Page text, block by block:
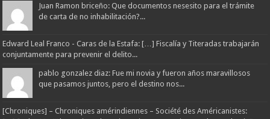
Juan Ramon briceño: Que documentos nesesito para el trámite
de carta de no inhabilitación?...
Edward Leal Franco - Caras de la Estafa: […] Fiscalía y Titeradas trabajarán
conjuntamente para prevenir el delito...
pablo gonzalez diaz: Fue mi novia y fueron años maravillosos
que pasamos juntos, pero el destino nos...
[Chroniques] – Chroniques amérindiennes – Société des Américanistes: